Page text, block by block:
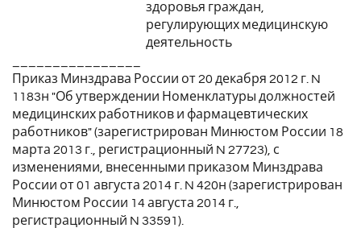
здоровья граждан,
регулирующих медицинскую
деятельность
Приказ Минздрава России от 20 декабря 2012 г. N
1183н "Об утверждении Номенклатуры должностей
медицинских работников и фармацевтических
работников" (зарегистрирован Минюстом России 18
марта 2013 г., регистрационный N 27723), с
изменениями, внесенными приказом Минздрава
России от 01 августа 2014 г. N 420н (зарегистрирован
Минюстом России 14 августа 2014 г.,
регистрационный N 33591).